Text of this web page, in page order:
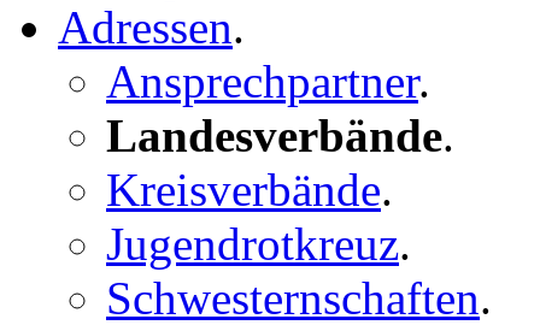
Adressen.
Ansprechpartner.
Landesverbände.
Kreisverbände.
Jugendrotkreuz.
Schwesternschaften.